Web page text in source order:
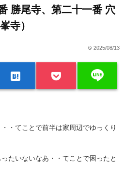
勝尾寺、第二十一番 穴
寺）
time 2025/08/13
hatenabookmark line
・てことで前半は家周辺でゆっくり
たいないなあ・・てことで困ったと